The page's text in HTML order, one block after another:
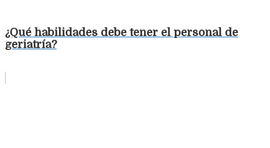
¿Qué habilidades debe tener el personal de
geriatría?